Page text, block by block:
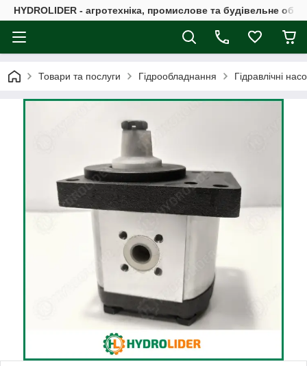
HYDROLIDER - агротехніка, промислове та будівельне
Товари та послуги Гідрообладнання Гідравлічні